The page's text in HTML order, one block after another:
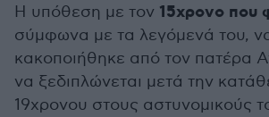
Η υπόθεση με τον 15χρονο που
σύμφωνα με τα λεγόμενά του,
κακοποιήθηκε από τον πατέρα
να ξεδιπλώνεται μετά την
19χρονου στους αστυνομικούς